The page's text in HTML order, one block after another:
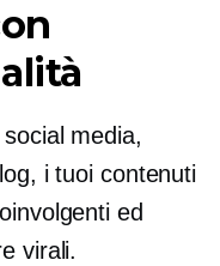
media,
i tuoi contenuti
ed
virali.